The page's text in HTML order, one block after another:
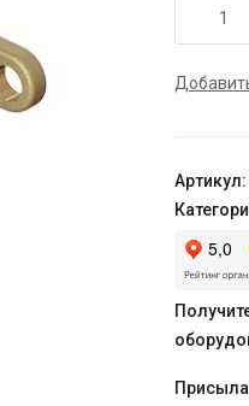
товара
1/2"
В,
латунь
"ELSEN"
Артикул: